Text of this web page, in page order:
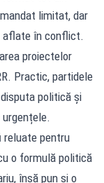
limitat, dar
aflate în conflict.
proiectelor
Practic, partidele
politică și
reluate pentru
o formulă politică
însă pun și o